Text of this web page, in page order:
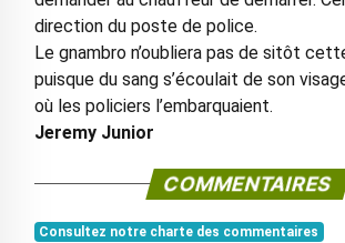
direction du poste de police.
Le gnambro n’oubliera pas de sitôt
puisque du sang s’écoulait de son
où les policiers l’embarquaient.
Jeremy Junior
COMMENTAIRES
Consultez notre charte des commentaires